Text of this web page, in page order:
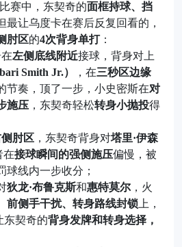
赛中，东契奇的面框持球、挡
最让乌度卡在赛后反复回看的，
肘区的4次背身单打：
左侧底线附近接球，背身对上
Smith Jr.）
，在三秒区边缘
节奏，顶了一步，小史密斯在对
施压 ，东契奇轻松转身小抛投得
肘区 ，东契奇背身对塔里·伊森
在接球瞬间的强侧施压偏慢，被
球线内一步收分；
狄龙·布鲁克斯和惠特莫尔 ，火
前侧手干扰、转身路线封锁 上，
东契奇的背身发牌和转身选择，